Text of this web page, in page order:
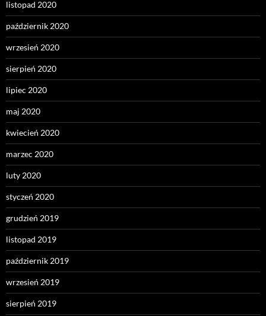
listopad 2020
październik 2020
wrzesień 2020
sierpień 2020
lipiec 2020
maj 2020
kwiecień 2020
marzec 2020
luty 2020
styczeń 2020
grudzień 2019
listopad 2019
październik 2019
wrzesień 2019
sierpień 2019